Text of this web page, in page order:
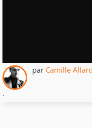
par Camille Allard
.